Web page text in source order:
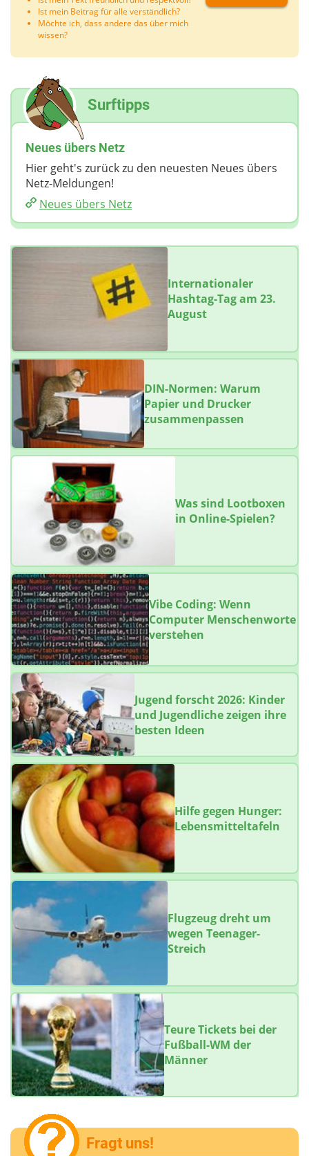
Ist mein Beitrag für alle verständlich?
Möchte ich, dass andere das über mich
wissen?
Surftipps
Neues übers Netz
Hier geht's zurück zu den neuesten Neues übers
Netz-Meldungen!
Neues übers Netz
Internationaler
Hashtag-Tag am 23.
August
DIN-Normen: Warum
Papier und Drucker
zusammenpassen
Was sind Lootboxen
in Online-Spielen?
Vibe Coding: Wenn
Computer Menschenworte
verstehen
Jugend forscht 2026: Kinder
und Jugendliche zeigen ihre
besten Ideen
Hilfe gegen Hunger:
Lebensmitteltafeln
Flugzeug dreht um
wegen Teenager-
Streich
Teure Tickets bei der
Fußball-WM der
Männer
Fragt uns!